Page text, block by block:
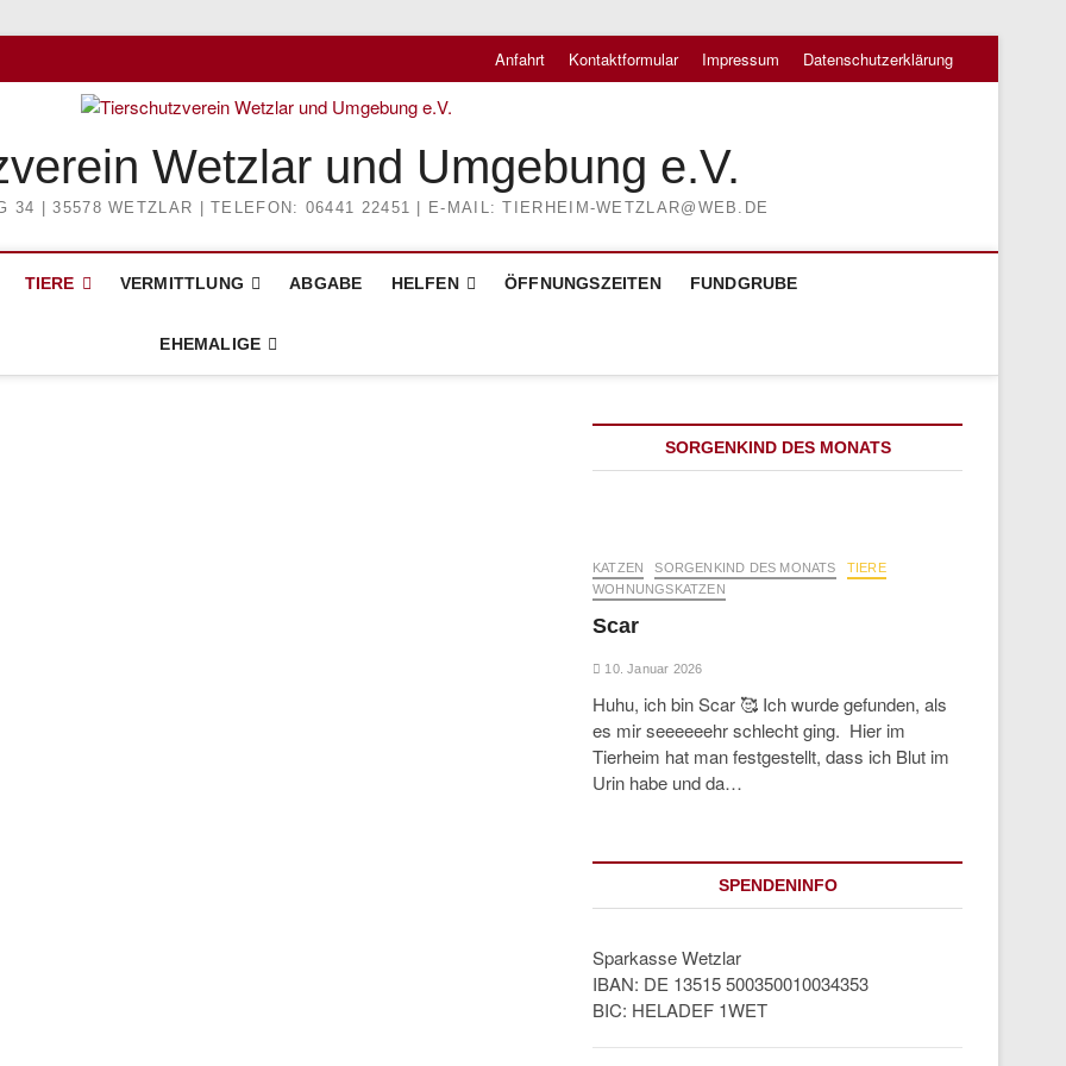
Anfahrt Kontaktformular Impressum Datenschutzerklärung
Wetzlar und Umgebung e.V.
34 | 35578 WETZLAR | TELEFON: 06441 22451 | E-MAIL: TIERHEIM-WETZLAR@WEB.DE
TIERE VERMITTLUNG ABGABE HELFEN ÖFFNUNGSZEITEN FUNDGRUBE
EHEMALIGE
SORGENKIND DES MONATS
KATZEN SORGENKIND DES MONATS
TIERE
WOHNUNGSKATZEN
Scar
10. Januar 2026
Huhu, ich bin Scar 🥰 Ich wurde gefunden, als
es mir seeeeeehr schlecht ging. Hier im
Tierheim hat man festgestellt, dass ich Blut im
Urin habe und da…
SPENDENINFO
Sparkasse Wetzlar
IBAN: DE 13515 500350010034353
BIC: HELADEF 1WET